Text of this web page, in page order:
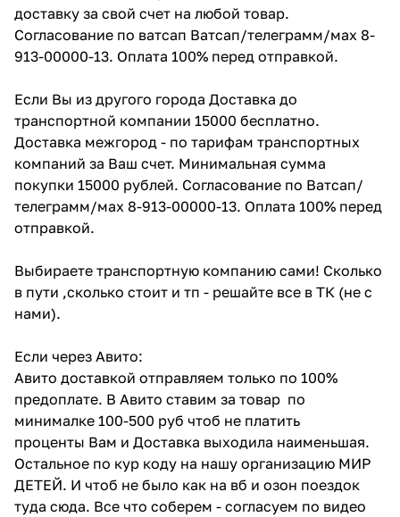
доставку за свой счет на любой товар.
Согласование по ватсап Ватсап/телеграмм/мах 8-
913-00000-13. Оплата 100% перед отправкой.
Если Вы из другого города Доставка до
транспортной компании 15000 бесплатно.
Доставка межгород - по тарифам транспортных
компаний за Ваш счет. Минимальная сумма
покупки 15000 рублей. Согласование по Ватсап/
телеграмм/мах 8-913-00000-13. Оплата 100% перед
отправкой.
Выбираете транспортную компанию сами! Сколько
в пути ,сколько стоит и тп - решайте все в ТК (не с
нами).
Если через Авито:
Авито доставкой отправляем только по 100%
предоплате. В Авито ставим за товар по
минималке 100-500 руб чтоб не платить
проценты Вам и Доставка выходила наименьшая.
Остальное по кур коду на нашу организацию МИР
ДЕТЕЙ. И чтоб не было как на вб и озон поездок
туда сюда. Все что соберем - согласуем по видео